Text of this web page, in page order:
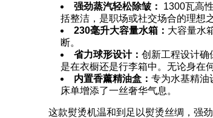
强劲蒸汽轻松除皱：
1300瓦高
括整洁，是职场或社交场合的理想之
230毫升大容量水箱： 大容量水
断。
省力球形设计： 创新工程设计
是在衣橱还是行李箱中。无论身在
内置香薰精油盒： 专为水基精油
床单增添了一丝奢华气息。
这款熨烫机温和到足以熨烫丝绸，强